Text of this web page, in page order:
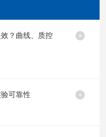
？曲线、质控
可靠性